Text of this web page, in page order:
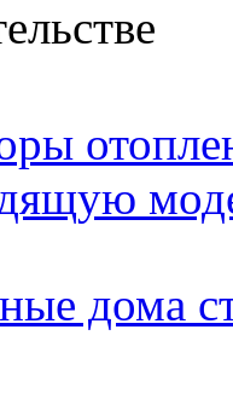
дома